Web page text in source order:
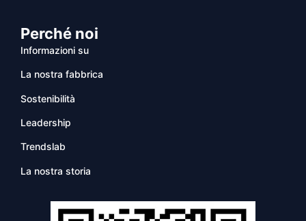
Perché noi
Informazioni su
La nostra fabbrica
Sostenibilità
Leadership
Trendslab
La nostra storia